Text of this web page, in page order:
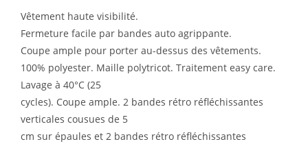
Vêtement haute visibilité.
Fermeture facile par bandes auto agrippante.
Coupe ample pour porter au-dessus des vêtements.
100% polyester. Maille polytricot. Traitement easy care.
Lavage à 40°C (25
cycles). Coupe ample. 2 bandes rétro réfléchissantes
verticales cousues de 5
cm sur épaules et 2 bandes rétro réfléchissantes